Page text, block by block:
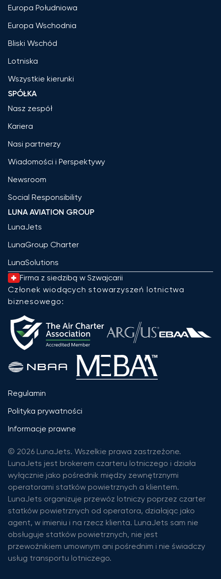
Europa Południowa
Europa Wschodnia
Bliski Wschód
Lotniska
Wszystkie kierunki
SPÓŁKA
Nasz zespół
Kariera
Nasi partnerzy
Wiadomości i Perspektywy
Newsroom
Social Responsibility
LUNA AVIATION GROUP
LunaJets
LunaGroup Charter
LunaSolutions
Firma z siedzibą w Szwajcarii
Członek wiodących stowarzyszeń lotnictwa
biznesowego:
Regulamin
Polityka prywatności
Informacje prawne
© 2026 LunaJets. Wszelkie prawa zastrzeżone.
LunaJets jest brokerem czarteru lotniczego i działa
wyłącznie jako pośrednik między zewnętrznymi
operatorami statków powietrznych a klientem.
LunaJets organizuje przewóz lotniczy poprzez czarter
statków powietrznych od operatora, działając jako
agent, w imieniu i na rzecz klienta. LunaJets sam nie
obsługuje statków powietrznych, nie jest
przewoźnikiem umownym ani pośrednim i nie świadczy
usług transportu lotniczego.